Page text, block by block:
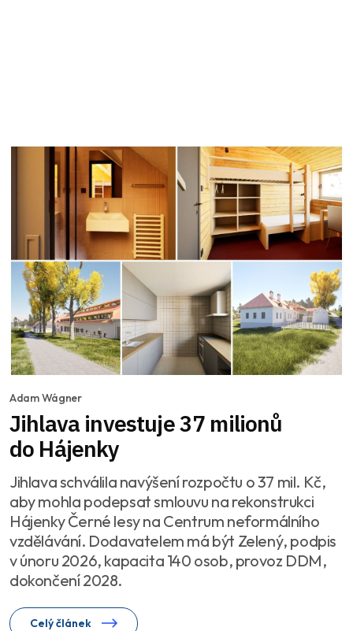
Adam Wágner
Jihlava investuje 37 milionů
do Hájenky
Jihlava schválila navýšení rozpočtu o 37 mil. Kč,
aby mohla podepsat smlouvu na rekonstrukci
Hájenky Černé lesy na Centrum neformálního
vzdělávání. Dodavatelem má být Zelený, podpis
v únoru 2026, kapacita 140 osob, provoz DDM,
dokončení 2028.
Celý článek